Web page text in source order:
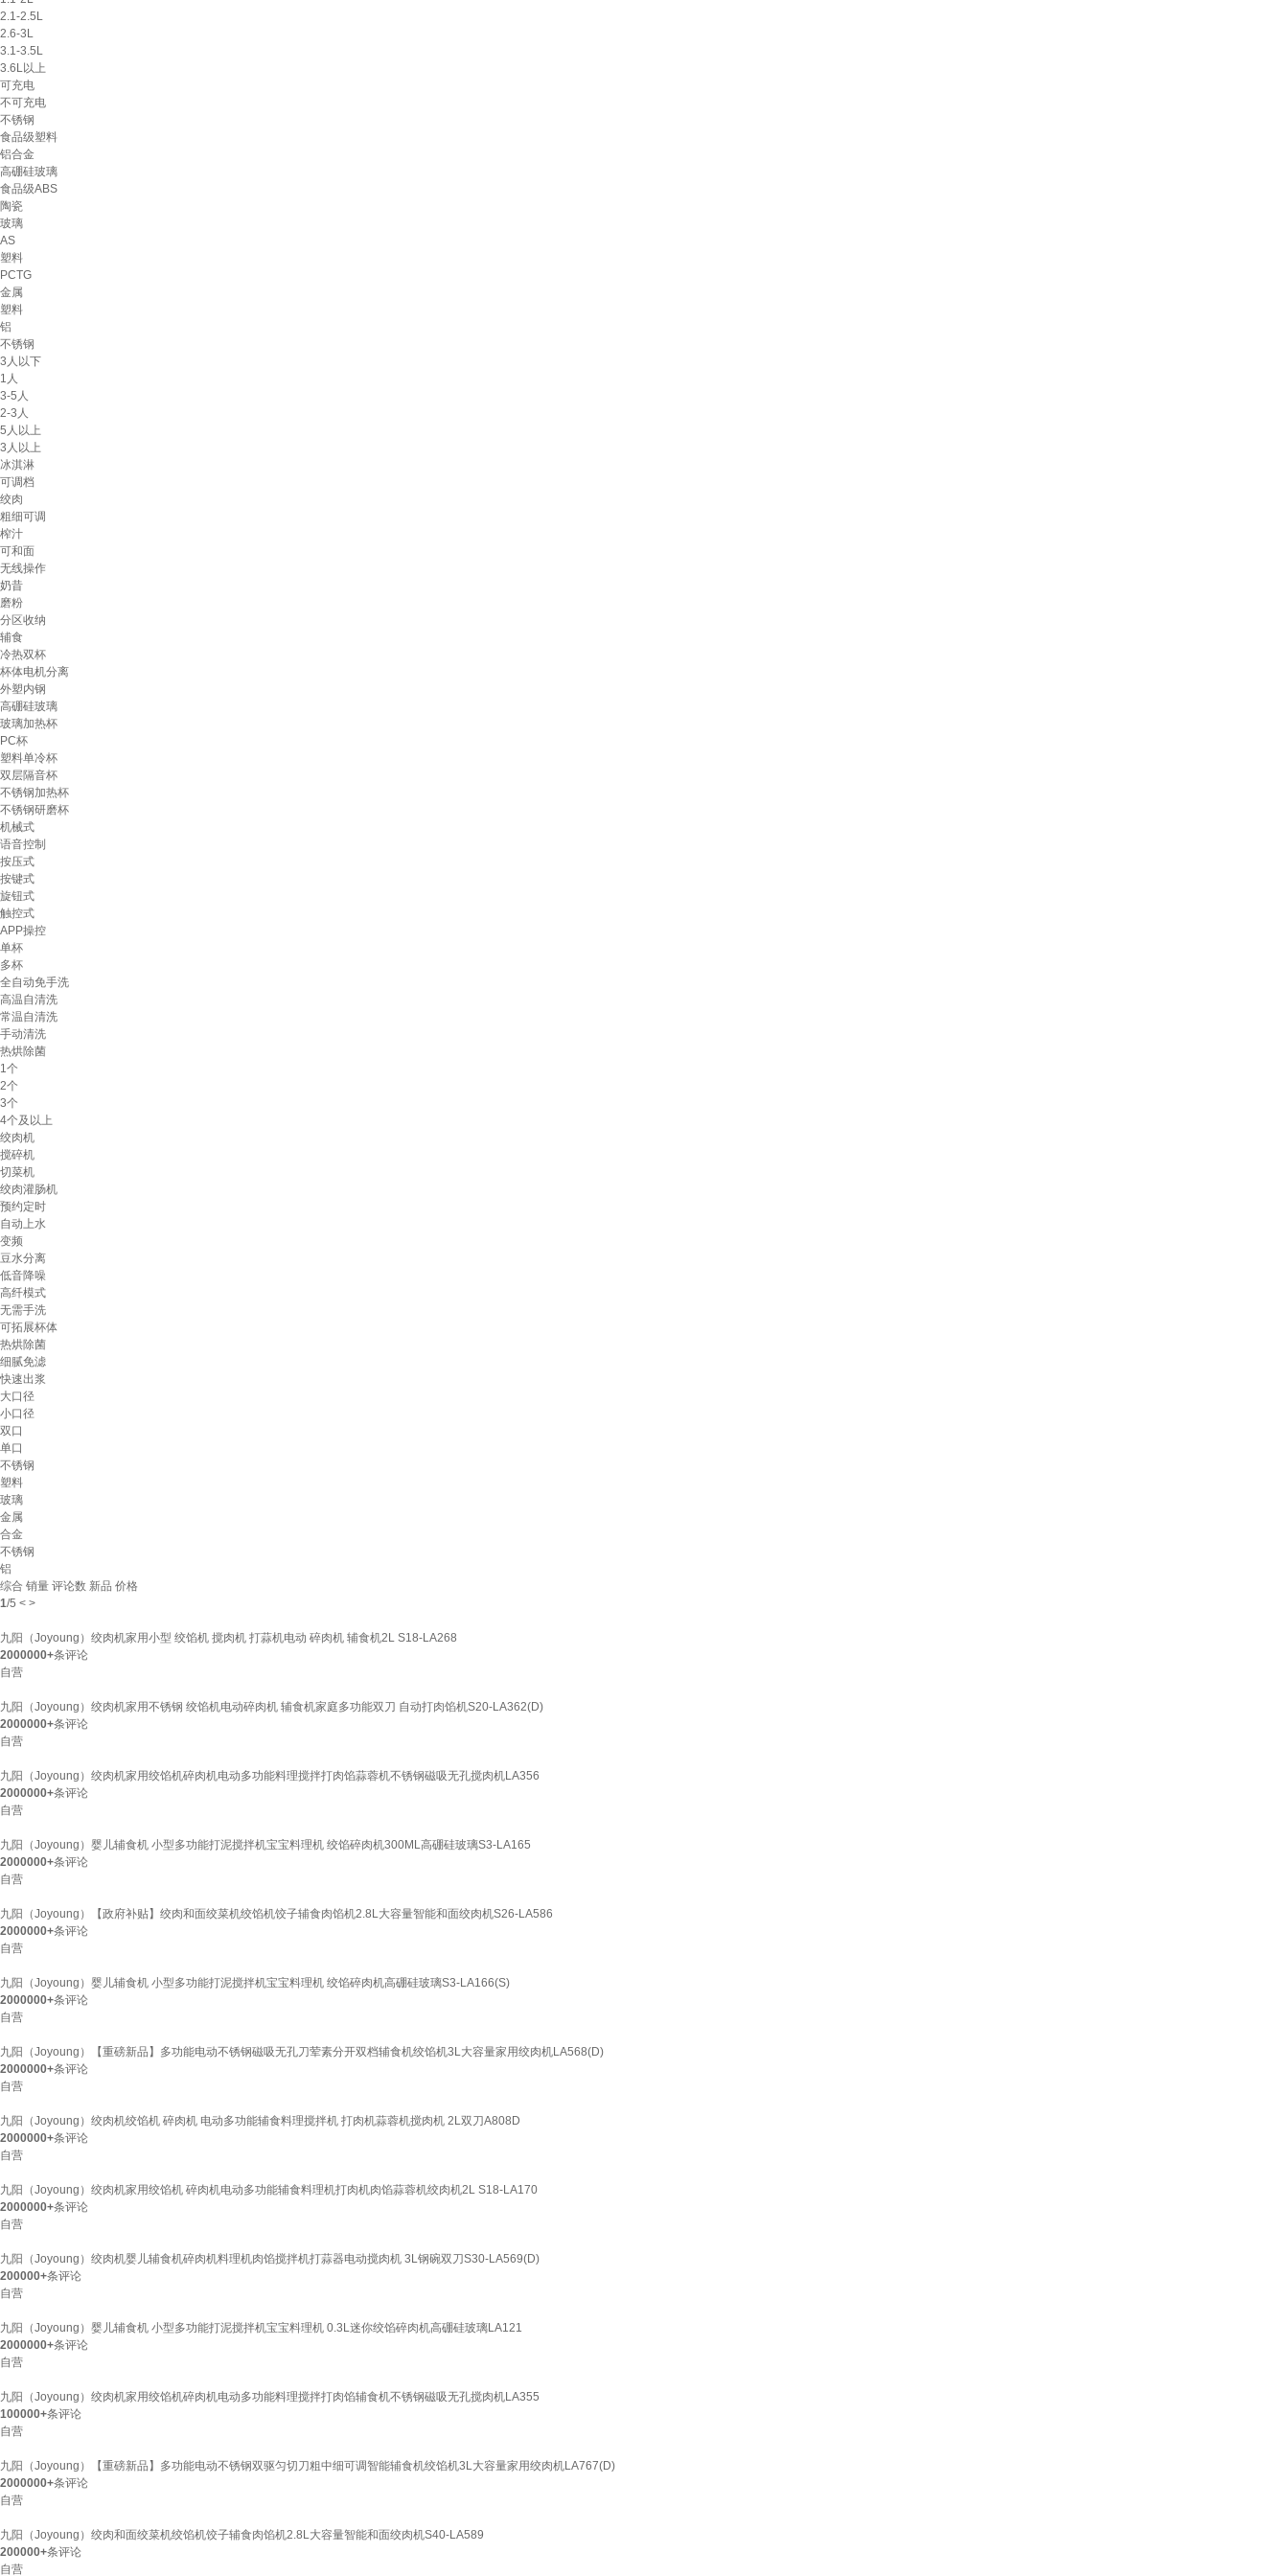
2.1-2.5L
2.6-3L
3.1-3.5L
3.6L以上
可充电
不可充电
不锈钢
食品级塑料
铝合金
高硼硅玻璃
食品级ABS
陶瓷
玻璃
AS
塑料
PCTG
金属
塑料
铝
不锈钢
3人以下
1人
3-5人
2-3人
5人以上
3人以上
冰淇淋
可调档
绞肉
粗细可调
榨汁
可和面
无线操作
奶昔
磨粉
分区收纳
辅食
冷热双杯
杯体电机分离
外塑内钢
高硼硅玻璃
玻璃加热杯
PC杯
塑料单冷杯
双层隔音杯
不锈钢加热杯
不锈钢研磨杯
机械式
语音控制
按压式
按键式
旋钮式
触控式
APP操控
单杯
多杯
全自动免手洗
高温自清洗
常温自清洗
手动清洗
热烘除菌
1个
2个
3个
4个及以上
绞肉机
搅碎机
切菜机
绞肉灌肠机
预约定时
自动上水
变频
豆水分离
低音降噪
高纤模式
无需手洗
可拓展杯体
热烘除菌
细腻免滤
快速出浆
大口径
小口径
双口
单口
不锈钢
塑料
玻璃
金属
合金
不锈钢
铝
综合 销量 评论数 新品 价格
1/5 < >
九阳（Joyoung）绞肉机家用小型 绞馅机 搅肉机 打蒜机电动 碎肉机 辅食机2L S18-LA268
2000000+条评论
自营
九阳（Joyoung）绞肉机家用不锈钢 绞馅机电动碎肉机 辅食机家庭多功能双刀 自动打肉馅机S20-LA362(D)
2000000+条评论
自营
九阳（Joyoung）绞肉机家用绞馅机碎肉机电动多功能料理搅拌打肉馅蒜蓉机不锈钢磁吸无孔搅肉机LA356
2000000+条评论
自营
九阳（Joyoung）婴儿辅食机 小型多功能打泥搅拌机宝宝料理机 绞馅碎肉机300ML高硼硅玻璃S3-LA165
2000000+条评论
自营
九阳（Joyoung）【政府补贴】绞肉和面绞菜机绞馅机饺子辅食肉馅机2.8L大容量智能和面绞肉机S26-LA586
2000000+条评论
自营
九阳（Joyoung）婴儿辅食机 小型多功能打泥搅拌机宝宝料理机 绞馅碎肉机高硼硅玻璃S3-LA166(S)
2000000+条评论
自营
九阳（Joyoung）【重磅新品】多功能电动不锈钢磁吸无孔刀荤素分开双档辅食机绞馅机3L大容量家用绞肉机LA568(D)
2000000+条评论
自营
九阳（Joyoung）绞肉机绞馅机 碎肉机 电动多功能辅食料理搅拌机 打肉机蒜蓉机搅肉机 2L双刀A808D
2000000+条评论
自营
九阳（Joyoung）绞肉机家用绞馅机 碎肉机电动多功能辅食料理机打肉机肉馅蒜蓉机绞肉机2L S18-LA170
2000000+条评论
自营
九阳（Joyoung）绞肉机婴儿辅食机碎肉机料理机肉馅搅拌机打蒜器电动搅肉机 3L钢碗双刀S30-LA569(D)
200000+条评论
自营
九阳（Joyoung）婴儿辅食机 小型多功能打泥搅拌机宝宝料理机 0.3L迷你绞馅碎肉机高硼硅玻璃LA121
2000000+条评论
自营
九阳（Joyoung）绞肉机家用绞馅机碎肉机电动多功能料理搅拌打肉馅辅食机不锈钢磁吸无孔搅肉机LA355
100000+条评论
自营
九阳（Joyoung）【重磅新品】多功能电动不锈钢双驱匀切刀粗中细可调智能辅食机绞馅机3L大容量家用绞肉机LA767(D)
2000000+条评论
自营
九阳（Joyoung）绞肉和面绞菜机绞馅机饺子辅食肉馅机2.8L大容量智能和面绞肉机S40-LA589
200000+条评论
自营